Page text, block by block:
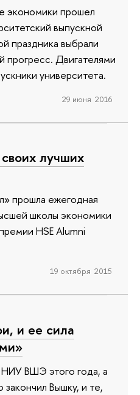
экономики прошел
выпускной
праздника выбрали
Двигателями
университета.
29 июня 2016
лучших
прошла ежегодная
школы экономики
HSE Alumni
19 октября 2015
и ее сила
ВШЭ этого года, а
Вышку, и те,